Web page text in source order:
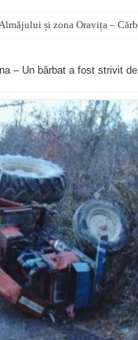
și zona Oravița –
APĂ în ORAVIȚA –
Podul de Piatră din
locul unde natura a ascuns
de vară și râsete de copii la
avarie – 04.08.2026 – str.
– 04.08.2026 – avarie
avarie
Țerova – avarie –
– Un bărbat a fost strivit